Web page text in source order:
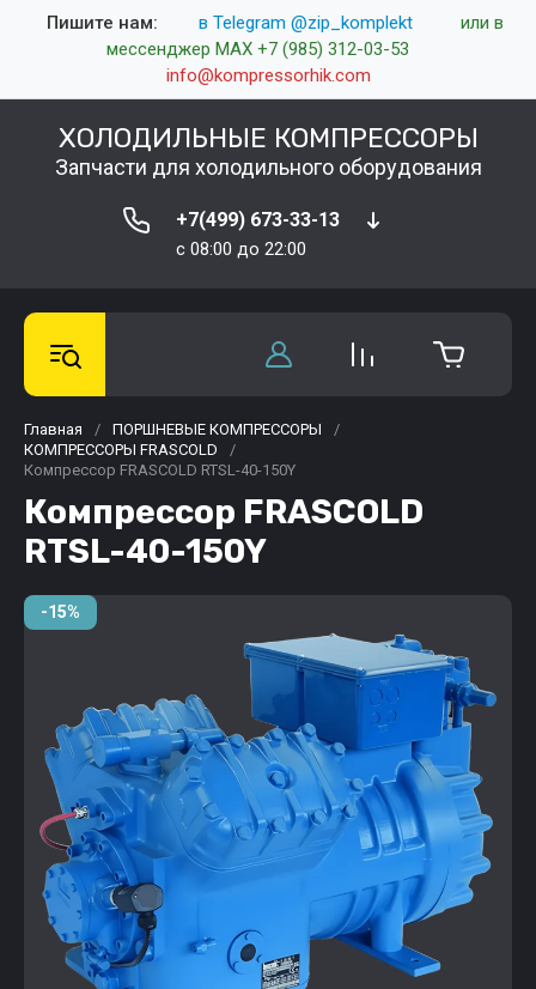
Пишите нам: в Telegram @zip_komplekt
или в
мессенджер MAX +7 (985) 312-03-53
info@kompressorhik.com
ХОЛОДИЛЬНЫЕ КОМПРЕССОРЫ
Запчасти для холодильного оборудования
+7(499) 673-33-13
c 08:00 до 22:00
Главная / ПОРШНЕВЫЕ КОМПРЕССОРЫ
/
КОМПРЕССОРЫ FRASCOLD
/
Компрессор FRASCOLD RTSL-40-150Y
Компрессор FRASCOLD
RTSL-40-150Y
-15%